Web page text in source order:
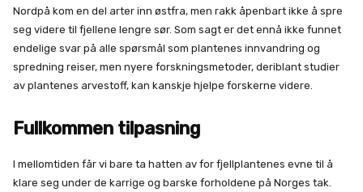
Nordpå kom en del arter inn østfra, men rakk åpenbart ikke å spre
seg videre til fjellene lengre sør. Som sagt er det ennå ikke funnet
endelige svar på alle spørsmål som plantenes innvandring og
spredning reiser, men nyere forskningsmetoder, deriblant studier
av plantenes arvestoff, kan kanskje hjelpe forskerne videre.
Fullkommen tilpasning
I mellomtiden får vi bare ta hatten av for fjellplantenes evne til å
klare seg under de karrige og barske forholdene på Norges tak.